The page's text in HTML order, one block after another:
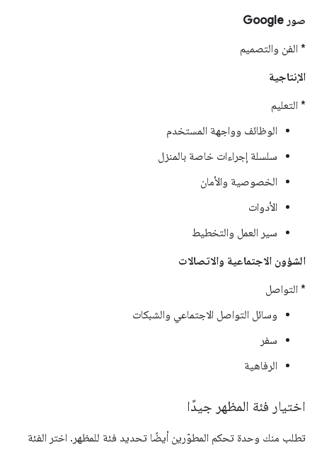
صور Google
* الفن والتصميم
الإنتاجية
* التعليم
الوظائف وواجهة المستخدم
سلسلة إجراءات خاصة بالمنزل
الخصوصية والأمان
الأدوات
سير العمل والتخطيط
الشؤون الاجتماعية والاتصالات
* التواصل
وسائل التواصل الاجتماعي والشبكات
سفر
الرفاهية
اختيار فئة المظهر جيدًا
تطلب منك وحدة تحكم المطوّرين أيضًا تحديد فئة للمظهر. اختر الفئة